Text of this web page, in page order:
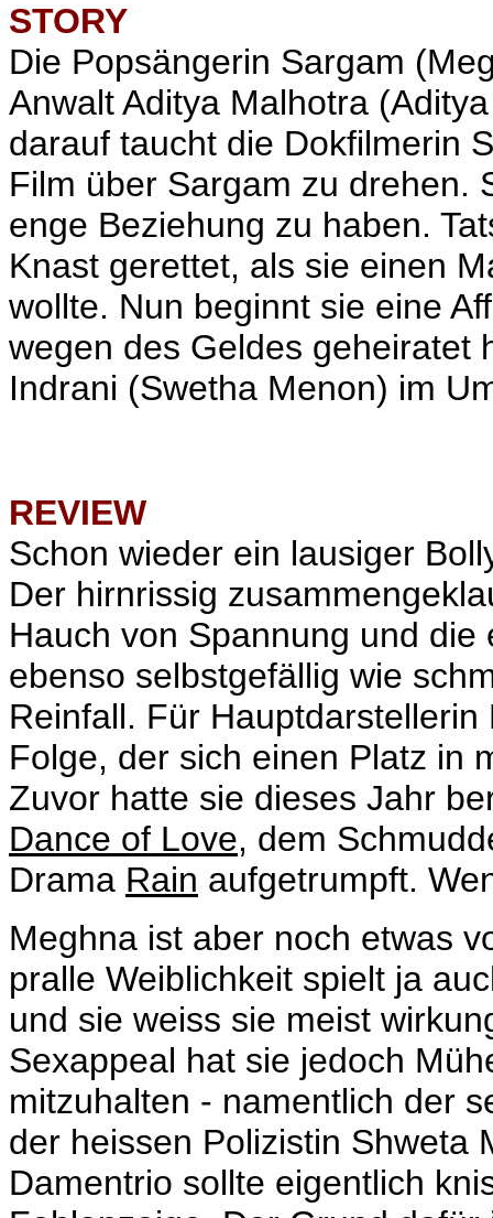
STORY
Die Popsängerin Sargam
Anwalt Aditya Malhotra
darauf taucht die Dokfilmerin
Film über Sargam zu drehen.
enge Beziehung zu haben.
Knast gerettet, als sie einen
wollte. Nun beginnt sie eine
wegen des Geldes geheiratet
Indrani (Swetha Menon) im
REVIEW
Schon wieder ein lausiger
Der hirnrissig
Hauch von Spannung und
ebenso selbstgefällig wie
Reinfall. Für
Folge, der sich einen Platz in
Zuvor hatte sie dieses Jahr
Dance of Love, dem
Drama Rain aufgetrumpft.
Meghna ist aber noch etwas
pralle Weiblichkeit spielt ja
und sie weiss sie meist
Sexappeal hat sie jedoch
mitzuhalten - namentlich der
der heissen Polizistin Shweta
Damentrio sollte eigentlich